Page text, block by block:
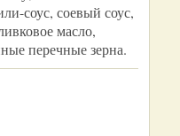
соус, соевый соус,
масло,
перечные зерна.